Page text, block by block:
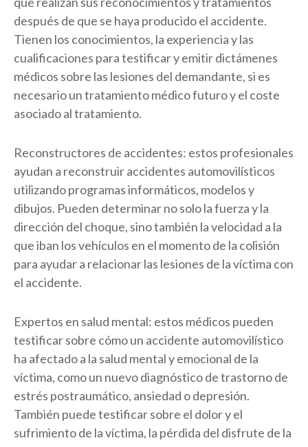
después de que se haya producido el accidente.
Tienen los conocimientos, la experiencia y las
cualificaciones para testificar y emitir dictámenes
médicos sobre las lesiones del demandante, si es
necesario un tratamiento médico futuro y el coste
asociado al tratamiento.
Reconstructores de accidentes: estos profesionales
ayudan a reconstruir accidentes automovilísticos
utilizando programas informáticos, modelos y
dibujos. Pueden determinar no solo la fuerza y la
dirección del choque, sino también la velocidad a la
que iban los vehículos en el momento de la colisión
para ayudar a relacionar las lesiones de la víctima con
el accidente.
Expertos en salud mental: estos médicos pueden
testificar sobre cómo un accidente automovilístico
ha afectado a la salud mental y emocional de la
víctima, como un nuevo diagnóstico de trastorno de
estrés postraumático, ansiedad o depresión.
También puede testificar sobre el dolor y el
sufrimiento de la víctima, la pérdida del disfrute de la